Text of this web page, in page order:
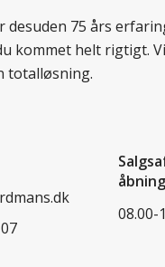
75 års
kommet helt rigtigt.
totalløsning.
08.00-